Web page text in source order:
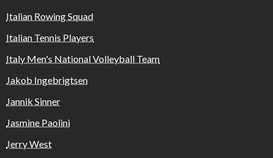
Italian Rowing Squad
Italian Tennis Players
Italy Men's National Volleyball Team
Jakob Ingebrigtsen
Jannik Sinner
Jasmine Paolini
Jerry West